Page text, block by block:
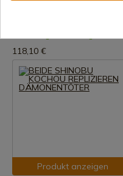
118,10 €
Produkt anzeigen